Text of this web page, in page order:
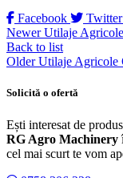
Facebook
Twitter
Newer Utilaje
Back to list
Older Utilaje Agricole
Solicită o ofertă
Ești interesat de
RG Agro Machinery
cel mai scurt te vom